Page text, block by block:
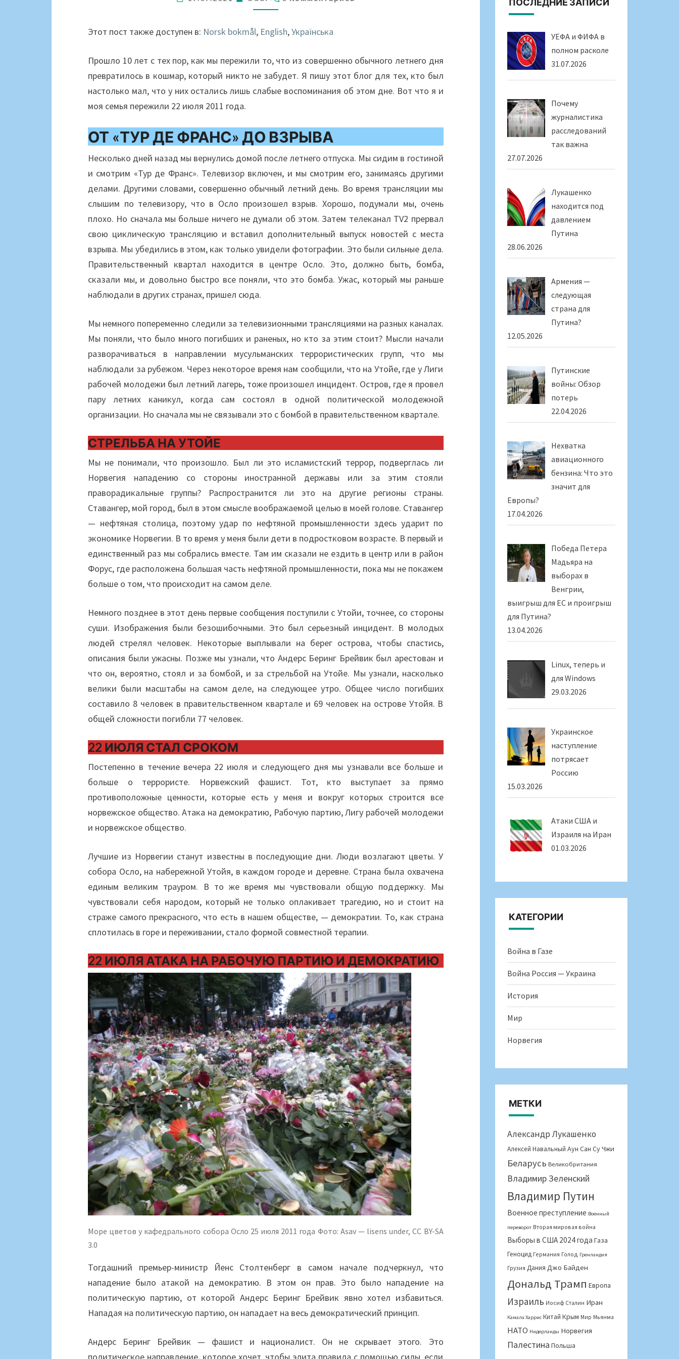
ЗАБЫВАЕТ
Этот пост также доступен в: Norsk bokmål English Українська
Прошло 10 лет с тех пор, как мы пережили то, что из совершенно обычного летнего дня
превратилось в кошмар, который никто не забудет. Я пишу этот блог для тех, кто был
настолько мал, что у них остались лишь слабые воспоминания об этом дне. Вот что я и
моя семья пережили 22 июля 2011 года.
ОТ «ТУР ДЕ ФРАНС» ДО ВЗРЫВА
Несколько дней назад мы вернулись домой после летнего отпуска. Мы сидим в гостиной
и смотрим «Тур де Франс». Телевизор включен, и мы смотрим его, занимаясь другими
делами. Другими словами, совершенно обычный летний день. Во время трансляции мы
слышим по телевизору, что в Осло произошел взрыв. Хорошо, подумали мы, очень
плохо. Но сначала мы больше ничего не думали об этом. Затем телеканал TV2 прервал
свою циклическую трансляцию и вставил дополнительный выпуск новостей с места
взрыва. Мы убедились в этом, как только увидели фотографии. Это были сильные дела.
Правительственный квартал находится в центре Осло. Это, должно быть, бомба,
сказали мы, и довольно быстро все поняли, что это бомба. Ужас, который мы раньше
наблюдали в других странах, пришел сюда.
Мы немного попеременно следили за телевизионными трансляциями на разных каналах.
Мы поняли, что было много погибших и раненых, но кто за этим стоит? Мысли начали
разворачиваться в направлении мусульманских террористических групп, что мы
наблюдали за рубежом. Через некоторое время нам сообщили, что на Утойе, где у Лиги
рабочей молодежи был летний лагерь, тоже произошел инцидент. Остров, где я провел
пару летних каникул, когда сам состоял в одной политической молодежной
организации. Но сначала мы не связывали это с бомбой в правительственном квартале.
СТРЕЛЬБА НА УТОЙЕ
Мы не понимали, что произошло. Был ли это исламистский террор, подверглась ли
Норвегия нападению со стороны иностранной державы или за этим стояли
праворадикальные группы? Распространится ли это на другие регионы страны.
Ставангер, мой город, был в этом смысле воображаемой целью в моей голове. Ставангер
— нефтяная столица, поэтому удар по нефтяной промышленности здесь ударит по
экономике Норвегии. В то время у меня были дети в подростковом возрасте. В первый и
единственный раз мы собрались вместе. Там им сказали не ездить в центр или в район
Форус, где расположена большая часть нефтяной промышленности, пока мы не покажем
больше о том, что происходит на самом деле.
Немного позднее в этот день первые сообщения поступили с Утойи, точнее, со стороны
суши. Изображения были безошибочными. Это был серьезный инцидент. В молодых
людей стрелял человек. Некоторые выплывали на берег острова, чтобы спастись,
описания были ужасны. Позже мы узнали, что Андерс Беринг Брейвик был арестован и
что он, вероятно, стоял и за бомбой, и за стрельбой на Утойе. Мы узнали, насколько
велики были масштабы на самом деле, на следующее утро. Общее число погибших
составило 8 человек в правительственном квартале и 69 человек на острове Утойя. В
общей сложности погибли 77 человек.
22 ИЮЛЯ СТАЛ СРОКОМ
Постепенно в течение вечера 22 июля и следующего дня мы узнавали все больше и
больше о террористе. Норвежский фашист. Тот, кто выступает за прямо
противоположные ценности, которые есть у меня и вокруг которых строится все
норвежское общество. Атака на демократию, Рабочую партию, Лигу рабочей молодежи
и норвежское общество.
Лучшие из Норвегии станут известны в последующие дни. Люди возлагают цветы. У
собора Осло, на набережной Утойя, в каждом городе и деревне. Страна была охвачена
единым великим трауром. В то же время мы чувствовали общую поддержку. Мы
чувствовали себя народом, который не только оплакивает трагедию, но и стоит на
страже самого прекрасного, что есть в нашем обществе, — демократии. То, как страна
сплотилась в горе и переживании, стало формой совместной терапии.
22 ИЮЛЯ АТАКА НА РАБОЧУЮ ПАРТИЮ И ДЕМОКРАТИЮ
Море цветов у кафедрального собора Осло 25 июля 2011 года Фото: Asav — lisens under, CC BY-SA
3.0
Тогдашний премьер-министр Йенс Столтенберг в самом начале подчеркнул, что
нападение было атакой на демократию. В этом он прав. Это было нападение на
политическую партию, от которой Андерс Беринг Брейвик явно хотел избавиться.
Нападая на политическую партию, он нападает на весь демократический принцип.
Андерс Беринг Брейвик — фашист и националист. Он не скрывает этого. Это
политическое направление, которое хочет, чтобы элита правила с помощью силы, если
УЕФА и ФИФА в
полном расколе
31.07.2026
Почему
журналистика
расследований
так важна
27.07.2026
Лукашенко
находится под
давлением
Путина
28.06.2026
Армения —
следующая
страна для
Путина?
12.05.2026
Путинские
войны: Обзор
потерь
22.04.2026
Нехватка
авиационного
бензина: Что это
значит для
Европы?
17.04.2026
Победа Петера
Мадьяра на
выборах в
Венгрии,
выигрыш для ЕС и проигрыш
для Путина?
13.04.2026
Linux, теперь и
для Windows
29.03.2026
Украинское
наступление
потрясает
Россию
15.03.2026
Атаки США и
Израиля на Иран
01.03.2026
КАТЕГОРИИ
Война в Газе
Война Россия — Украина
История
Мир
Норвегия
МЕТКИ
Александр Лукашенко
Алексей Навальный Аун Сан Су Чжи
Беларусь Великобритания
Владимир Зеленский
Владимир Путин
Военное преступление Военный
переворот Вторая мировая война
Выборы в США 2024 года Газа
Геноцид Германия Голод Гренландия
Грузия Дания Джо Байден
Дональд Трамп Европа
Израиль Иосиф Сталин Иран
Камала Харрис Китай Крым Мир Мьянма
НАТО Нидерланды Норвегия
Палестина Польша